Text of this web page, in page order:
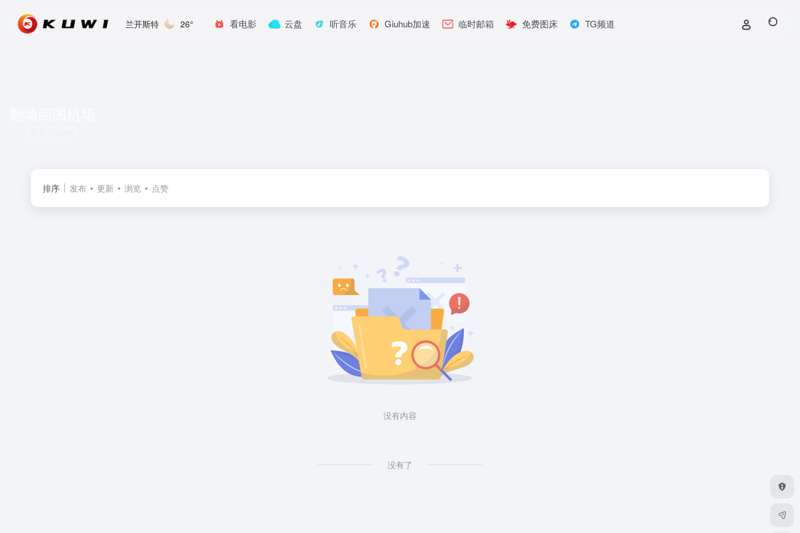
兰开斯特 26° 看电影 云盘 听音乐 Giuhub加速 临时邮箱 免费图床 TG频道
排序 发布 更新 浏览 点赞
没有内容
没有了